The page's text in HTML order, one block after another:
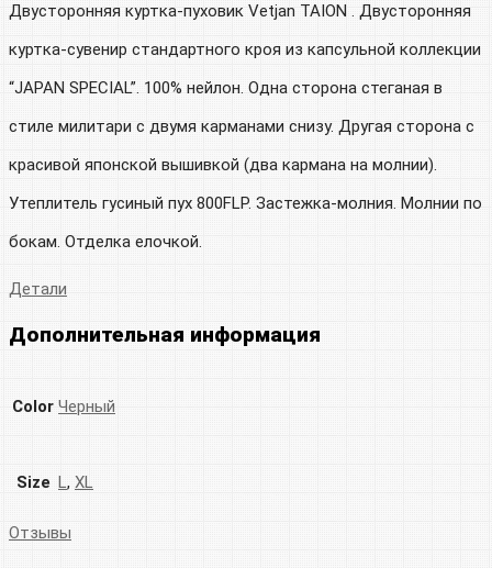
Двусторонняя куртка-пуховик Vetjan TAION . Двусторонняя
куртка-сувенир стандартного кроя из капсульной коллекции
“JAPAN SPECIAL”. 100% нейлон. Одна сторона стеганая в
стиле милитари с двумя карманами снизу. Другая сторона с
красивой японской вышивкой (два кармана на молнии).
Утеплитель гусиный пух 800FLP. Застежка-молния. Молнии по
бокам. Отделка елочкой.
Детали
Дополнительная информация
Color Черный
Size L, XL
Отзывы